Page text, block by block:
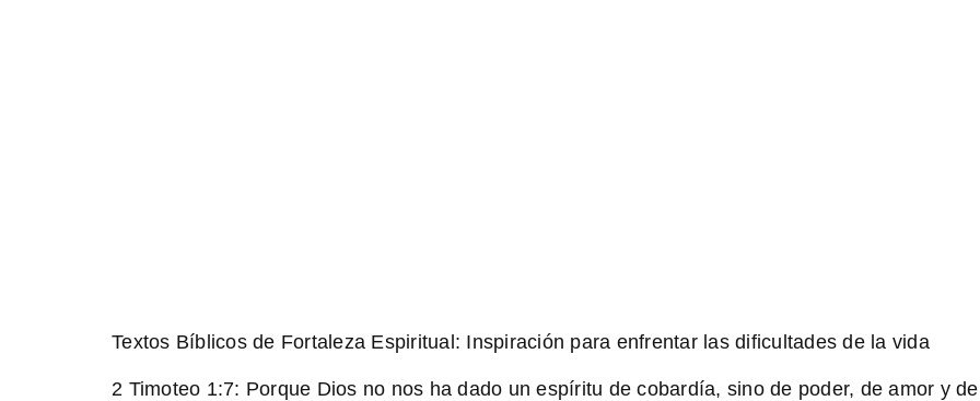
Textos Bíblicos de Fortaleza Espiritual: Inspiración para enfrentar las dificultades de la vida
2 Timoteo 1:7: Porque Dios no nos ha dado un espíritu de cobardía, sino de poder, de amor y